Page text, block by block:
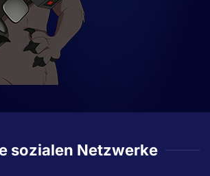
sozialen Netzwerke